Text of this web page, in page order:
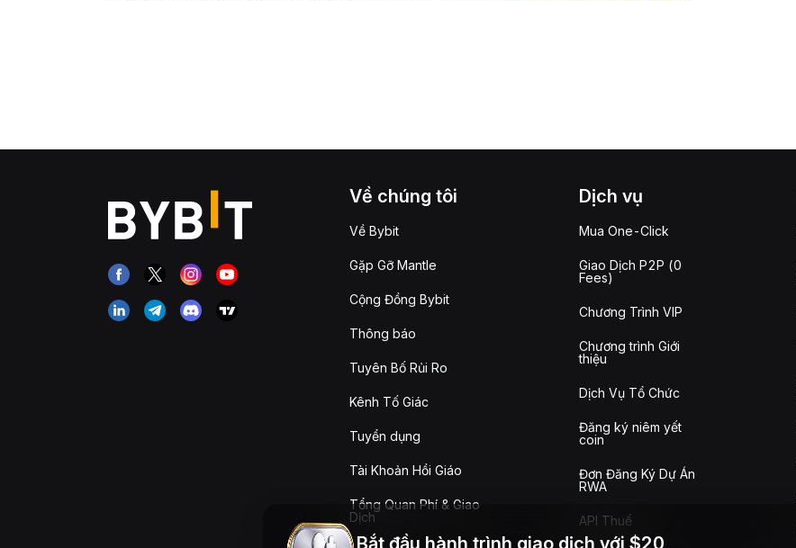
Về chúng tôi
Về Bybit
Gặp Gỡ Mantle
Cộng Đồng Bybit
Thông báo
Tuyên Bố Rủi Ro
Kênh Tố Giác
Tuyển dụng
Tài Khoản Hồi Giáo
Tổng Quan Phí & Giao
Dịch
Dịch vụ
Mua One-Click
Giao Dịch P2P (0
Fees)
Chương Trình VIP
Chương trình Giới
thiệu
Dịch Vụ Tổ Chức
Đăng ký niêm yết
coin
Đơn Đăng Ký Dự Án
RWA
API Thuế
Bắt đầu hành trình giao dịch với $20